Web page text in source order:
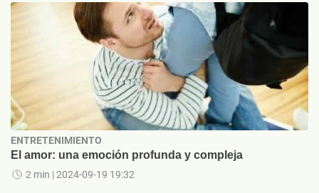
ENTRETENIMIENTO
El amor: una emoción profunda y compleja
2 min | 2024-09-19 19:32